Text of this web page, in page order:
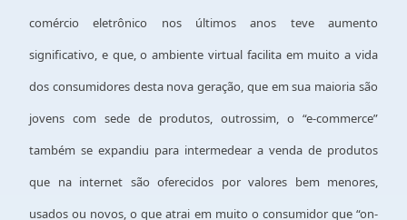
comércio eletrônico nos últimos anos teve aumento
significativo, e que, o ambiente virtual facilita em muito a vida
dos consumidores desta nova geração, que em sua maioria são
jovens com sede de produtos, outrossim, o “e-commerce”
também se expandiu para intermedear a venda de produtos
que na internet são oferecidos por valores bem menores,
usados ou novos, o que atrai em muito o consumidor que “on-